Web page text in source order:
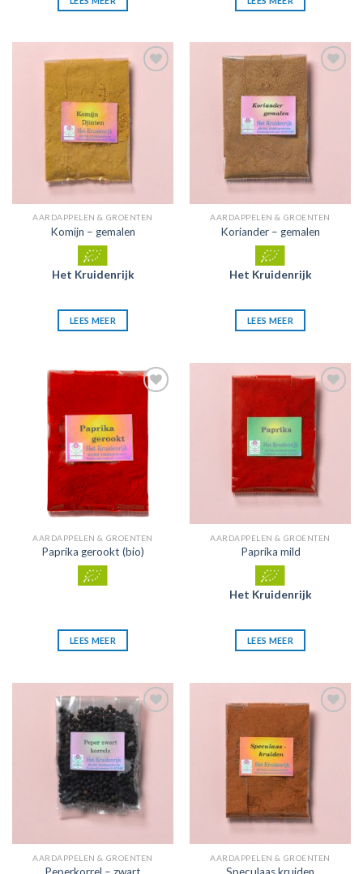
favorieten
AARDAPPELEN & GROENTEN
Komijn – gemalen
Het Kruidenrijk
LEES MEER
favorieten
AARDAPPELEN & GROENTEN
Koriander – gemalen
Het Kruidenrijk
LEES MEER
Zet in
mijn
favorieten
AARDAPPELEN & GROENTEN
Paprika gerookt (bio)
LEES MEER
favorieten
AARDAPPELEN & GROENTEN
Paprika mild
Het Kruidenrijk
LEES MEER
Zet in
mijn
favorieten
AARDAPPELEN & GROENTEN
favorieten
AARDAPPELEN & GROENTEN